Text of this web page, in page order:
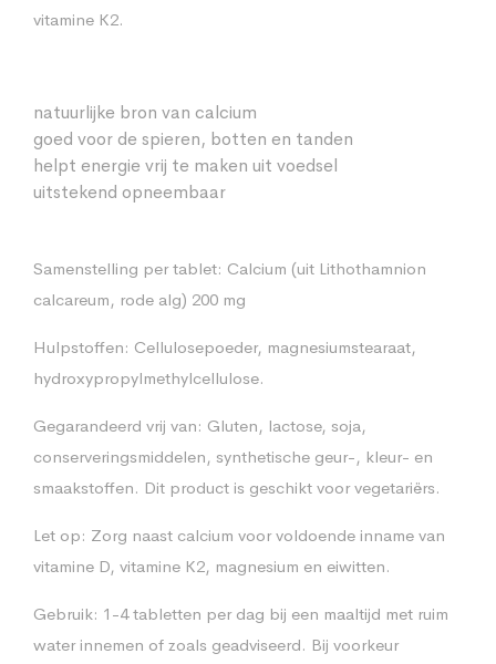
vitamine K2.
natuurlijke bron van calcium
goed voor de spieren, botten en tanden
helpt energie vrij te maken uit voedsel
uitstekend opneembaar
Samenstelling per tablet: Calcium (uit Lithothamnion
calcareum, rode alg) 200 mg
Hulpstoffen: Cellulosepoeder, magnesiumstearaat,
hydroxypropylmethylcellulose.
Gegarandeerd vrij van: Gluten, lactose, soja,
conserveringsmiddelen, synthetische geur-, kleur- en
smaakstoffen. Dit product is geschikt voor vegetariërs.
Let op: Zorg naast calcium voor voldoende inname van
vitamine D, vitamine K2, magnesium en eiwitten.
Gebruik: 1-4 tabletten per dag bij een maaltijd met ruim
water innemen of zoals geadviseerd. Bij voorkeur